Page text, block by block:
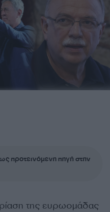
προτεινόμενη πηγή στην
της ευρωομάδας